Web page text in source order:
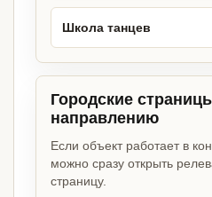
Школа танцев
Городские
направлению
Если объект работает в
можно сразу открыть
страницу.